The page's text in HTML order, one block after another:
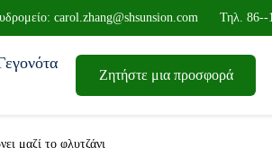
carol.zhang@shsunsion.com Τηλ. 86--
Ζητήστε μια προσφορά
μαζί το φλυτζάνι